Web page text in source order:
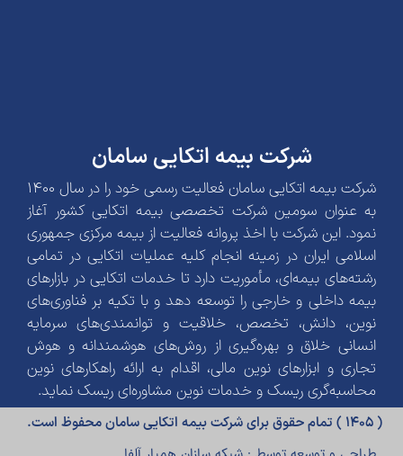
شرکت بیمه اتکایی سامان
شرکت بیمه اتکایی سامان فعالیت رسمی خود را در سال 1400
به عنوان سومین شرکت تخصصی بیمه اتکایی کشور آغاز
نمود. این شرکت با اخذ پروانه فعالیت از بیمه مرکزی جمهوری
اسلامی ایران در زمینه انجام کلیه عملیات اتکایی در تمامی
رشته‌های بیمه‌ای، مأموریت دارد تا خدمات اتکایی در بازارهای
بیمه داخلی و خارجی را توسعه دهد و با تکیه بر فناوری‌های
نوین، دانش، تخصص، خلاقیت و توانمندی‌های سرمایه
انسانی خلاق و بهره‌گیری از روش‌های هوشمندانه و هوش
تجاری و ابزارهای نوین مالی، اقدام به ارائه راهکارهای نوین
محاسبه‌گری ریسک و خدمات نوین مشاوره‌ای ریسک نماید.
( 1405 ) تمام حقوق برای شرکت بیمه اتکایی سامان محفوظ است.